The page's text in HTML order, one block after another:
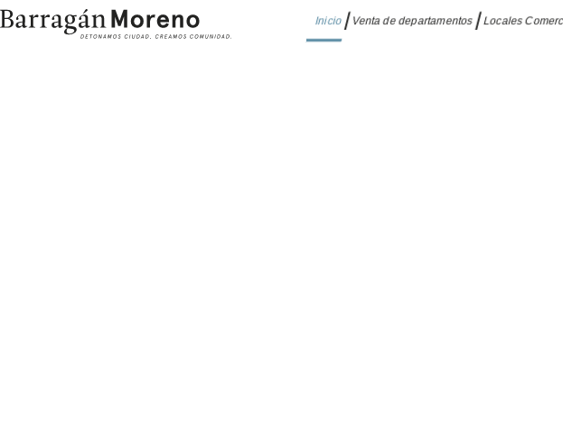
Inicio Venta de departamentos Locales